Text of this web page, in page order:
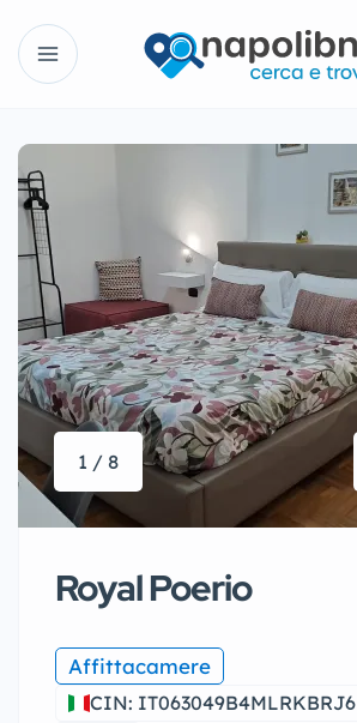
1 / 8
Royal Poerio
Affittacamere
CIN: IT063049B4MLRKBRJ6